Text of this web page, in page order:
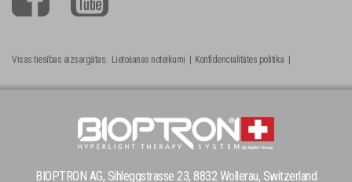
Visas tiesības aizsargātas. Lietošanas noteikumi Konfidencialitātes politika
BIOPTRON AG, Sihleggstrasse 23, 8832 Wollerau, Switzerland